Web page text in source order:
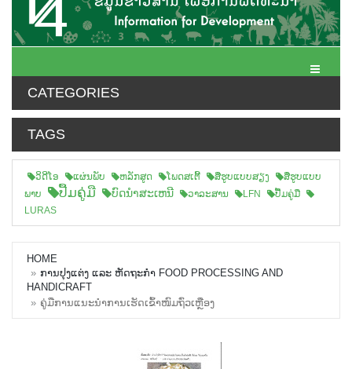
Toggle
CATEGORIES
TAGS
ວິດີໂອ ແຜ່ນພັບ ຫລັກສູດ ໂພດສເຕີ້ ສືຮູບແບບສຽງ
ສື່ຮູບແບບ
ພາບ
ປື້ມຄູ່ມື ບົດນຳສະເຫນີ ວາລະສານ LFN
ປື້ມຄູ່ມື
LURAS
HOME
ການປຸງແຕ່ງ ແລະ ຫັດຖະກຳ FOOD PROCESSING AND
HANDICRAFT
ຄູ່ມືການແນະນຳການເຮັດເຂົ້າໜົມຖົ່ວເຫຼືອງ